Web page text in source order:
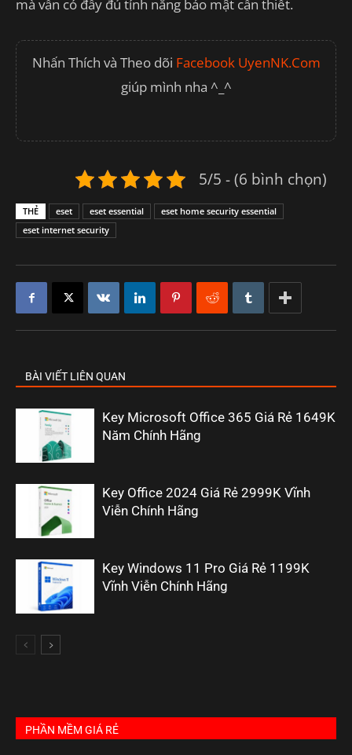
mà vẫn có đầy đủ tính năng bảo mật cần thiết.
Nhấn Thích và Theo dõi Facebook UyenNK.Com
giúp mình nha ^_^
5/5 - (6 bình chọn)
THẺ eset eset essential
eset home security essential
eset internet security
BÀI VIẾT LIÊN QUAN
Key Microsoft Office 365 Giá Rẻ 1649K
Năm Chính Hãng
Key Office 2024 Giá Rẻ 2999K Vĩnh
Viễn Chính Hãng
Key Windows 11 Pro Giá Rẻ 1199K
Vĩnh Viễn Chính Hãng
PHẦN MỀM GIÁ RẺ